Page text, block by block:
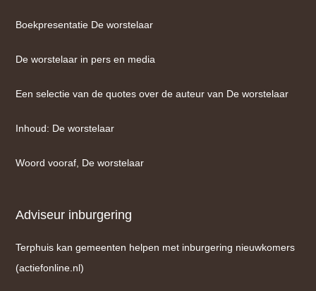
Boekpresentatie De worstelaar
De worstelaar in pers en media
Een selectie van de quotes over de auteur van De worstelaar
Inhoud: De worstelaar
Woord vooraf, De worstelaar
Adviseur inburgering
Terphuis kan gemeenten helpen met inburgering nieuwkomers
(actiefonline.nl)